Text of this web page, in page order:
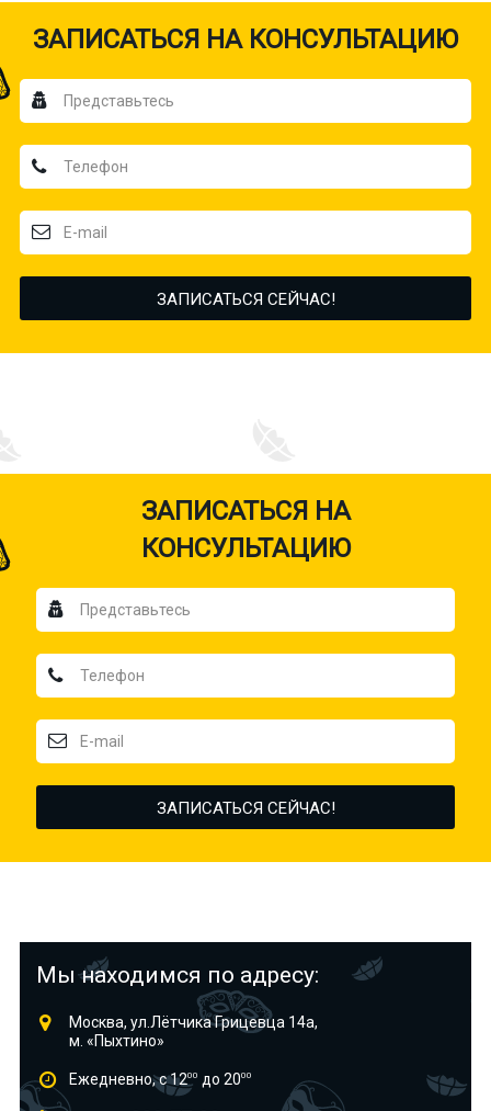
ЗАПИСАТЬСЯ НА КОНСУЛЬТАЦИЮ
ЗАПИСАТЬСЯ НА
КОНСУЛЬТАЦИЮ
Мы находимся по адресу:
Москва, ул.Лётчика Грицевца 14а,
м. «Пыхтино»
Ежедневно, с 1200 до 2000